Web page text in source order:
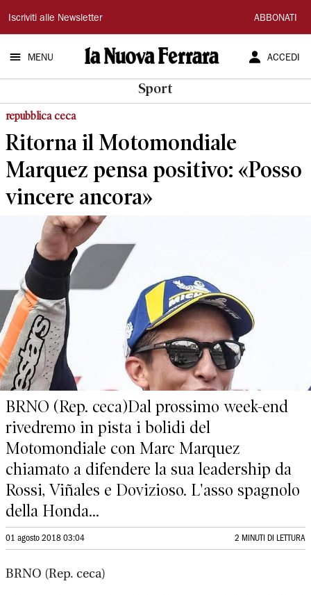
La
Nuova
Ferrara
Iscriviti alle Newsletter ABBONATI
MENU ACCEDI
Sport
repubblica ceca
Ritorna il Motomondiale
Marquez pensa positivo: «Posso
vincere ancora»
BRNO (Rep. ceca)Dal prossimo week-end
rivedremo in pista i bolidi del
Motomondiale con Marc Marquez
chiamato a difendere la sua leadership da
Rossi, Viñales e Dovizioso. L'asso spagnolo
della Honda...
01 agosto 2018 03:04 2 MINUTI DI LETTURA
BRNO (Rep. ceca)